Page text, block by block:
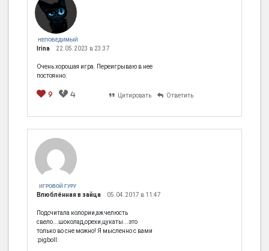
НЕПОБЕДИМЫЙ
Irina 22.05.2023 в 23:37
Очень хорошая игра. Переигрываю в нее
постоянно.
9 4 Цитировать Ответить
ИГРОВОЙ ГУРУ
Влюблённая в зайца 05.04.2017 в 11:47
Подсчитала колории,аж челюсть
свело...шоколад,орехи,цукаты...это
только во сне можно! Я мысленно с вами
:pigboll: